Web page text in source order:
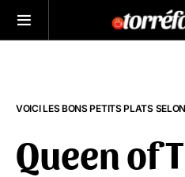
VOICI LES BONS PETITS PLATS
Queen of